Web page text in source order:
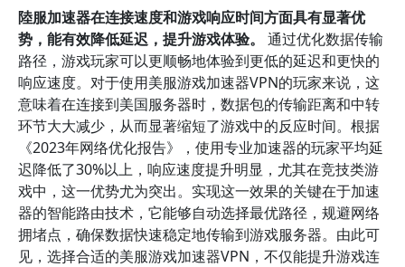
陸服加速器在连接速度和游戏响应时间方面具有显著优
势，能有效降低延迟，提升游戏体验。
通过优化数据传输
路径，游戏玩家可以更顺畅地体验到更低的延迟和更快的
响应速度。对于使用美服游戏加速器VPN的玩家来说，这
意味着在连接到美国服务器时，数据包的传输距离和中转
环节大大减少，从而显著缩短了游戏中的反应时间。根据
《2023年网络优化报告》，使用专业加速器的玩家平均延
迟降低了30%以上，响应速度提升明显，尤其在竞技类游
戏中，这一优势尤为突出。实现这一效果的关键在于加速
器的智能路由技术，它能够自动选择最优路径，规避网络
拥堵点，确保数据快速稳定地传输到游戏服务器。由此可
见，选择合适的美服游戏加速器VPN，不仅能提升游戏连